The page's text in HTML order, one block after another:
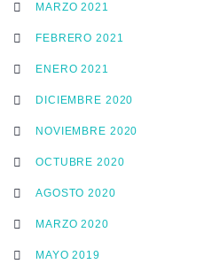
MARZO 2021
FEBRERO 2021
ENERO 2021
DICIEMBRE 2020
NOVIEMBRE 2020
OCTUBRE 2020
AGOSTO 2020
MARZO 2020
MAYO 2019